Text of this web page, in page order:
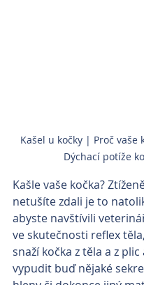
Kašel u kočky | Proč vaše
Dýchací potíže
Kašle vaše kočka?
netušíte zdali je to
abyste navštívili
ve skutečnosti reflex
snaží kočka z těla a z
vypudit buď nějaké